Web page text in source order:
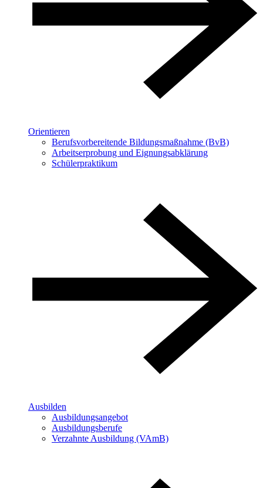
Orientieren
Berufsvorbereitende Bildungsmaßnahme (BvB)
Arbeitserprobung und Eignungsabklärung
Schülerpraktikum
Ausbilden
Ausbildungsangebot
Ausbildungsberufe
Verzahnte Ausbildung (VAmB)